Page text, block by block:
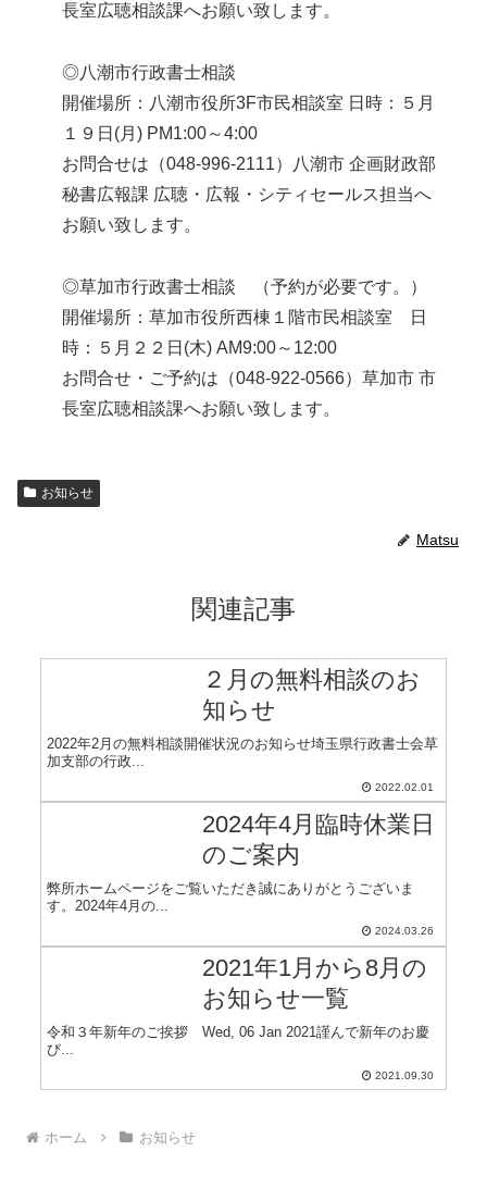
長室広聴相談課へお願い致します。
◎八潮市行政書士相談
開催場所：八潮市役所3F市民相談室 日時：５月
１９日(月) PM1:00～4:00
お問合せは（048-996-2111）八潮市 企画財政部
秘書広報課 広聴・広報・シティセールス担当へ
お願い致します。
◎草加市行政書士相談 （予約が必要です。）
開催場所：草加市役所西棟１階市民相談室 日
時：５月２２日(木) AM9:00～12:00
お問合せ・ご予約は（048-922-0566）草加市 市
長室広聴相談課へお願い致します。
お知らせ
Matsu
関連記事
２月の無料相談のお
知らせ
2022年2月の無料相談開催状況のお知らせ埼玉県行政書士会草
加支部の行政...
2022.02.01
2024年4月臨時休業日
のご案内
弊所ホームページをご覧いただき誠にありがとうございま
す。2024年4月の...
2024.03.26
2021年1月から8月の
お知らせ一覧
令和３年新年のご挨拶 Wed, 06 Jan 2021謹んで新年のお慶
び...
2021.09.30
ホーム お知らせ